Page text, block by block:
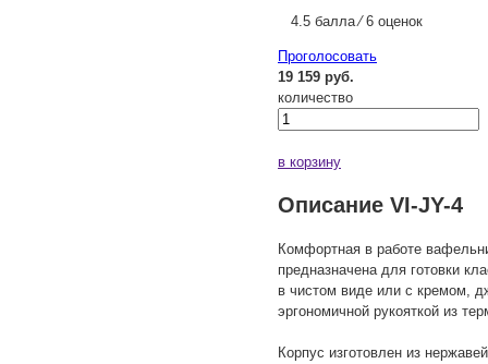
4.5 балла ⁄ 6 оценок
Проголосовать
19 159 руб.
количество
в корзину
Описание VI-JY-4
Комфортная в работе
предназначена для готовки
в чистом виде или с кремом,
эргономичной рукояткой из
Корпус изготовлен из